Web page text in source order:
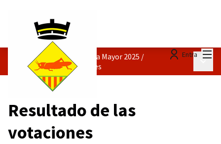
Entra
Concurso de carteles Fiesta Mayor 2025 /
Resultado de las votaciones
Resultado de las
votaciones